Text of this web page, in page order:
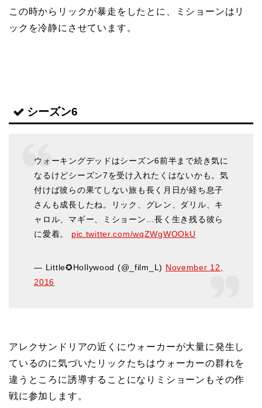
この時からリックが暴走をしたとに、ミショーンはリ
ックを冷静にさせています。
シーズン6
ウォーキングデッドはシーズン6前半まで続き気に
なるけどシーズン7を受け入れたくはないかも。気
付けば彼らの果てしない旅も長く月日が経ち息子
さんも成長したね。リック、グレン、ダリル、キ
ャロル、マギー、ミショーン…長く生き残る彼ら
に愛着。 pic.twitter.com/wqZWgWOOkU
— Little✪Hollywood (@_film_L) November 12,
2016
アレクサンドリアの近くにウォーカーが大量に発生し
ているのに気づいたリックたちはウォーカーの群れを
違うところに誘導することになりミショーンもその作
戦に参加します。